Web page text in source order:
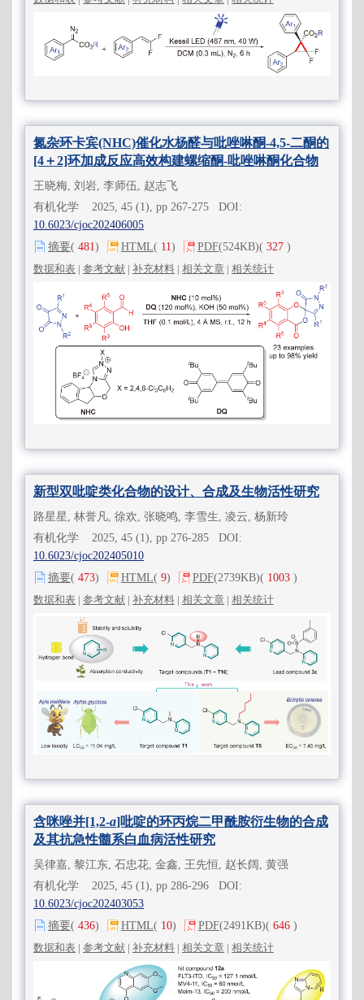
氮杂环卡宾(NHC)催化水杨醛与吡唑啉酮-4,5-二酮的
[4＋2]环加成反应高效构建螺缩酮-吡唑啉酮化合物
王晓梅, 刘岩, 李师伍, 赵志飞
有机化学 2025, 45 (1), pp 267-275 DOI:
10.6023/cjoc202406005
摘要( 481 ) HTML( 11 ) PDF(524KB)( 327 )
数据和表 | 参考文献 | 补充材料 | 相关文章 | 相关统计
新型双吡啶类化合物的设计、合成及生物活性研究
路星星, 林誉凡, 徐欢, 张晓鸣, 李雪生, 凌云, 杨新玲
有机化学 2025, 45 (1), pp 276-285 DOI:
10.6023/cjoc202405010
摘要( 473) HTML( 9) PDF(2739KB)( 1003 )
数据和表 | 参考文献 | 补充材料 | 相关文章 | 相关统计
含咪唑并[1,2-a]吡啶的环丙烷二甲酰胺衍生物的合成
及其抗急性髓系白血病活性研究
吴律嘉, 黎江东, 石忠花, 金鑫, 王先恒, 赵长阔, 黄强
有机化学 2025, 45 (1), pp 286-296 DOI:
10.6023/cjoc202403053
摘要( 436) HTML( 10) PDF(2491KB)( 646 )
数据和表 | 参考文献 | 补充材料 | 相关文章 | 相关统计